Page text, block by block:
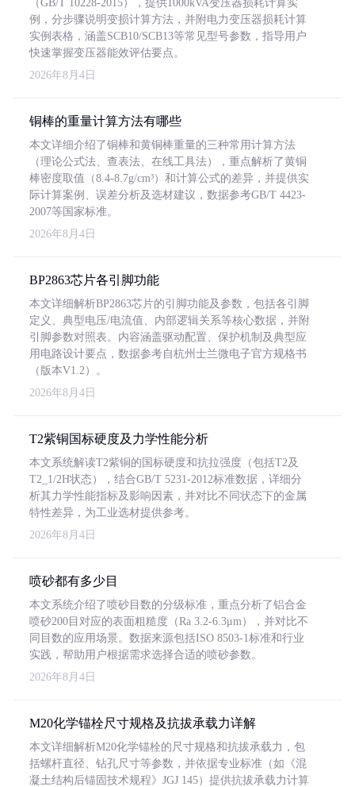
（GB/T 10228-2015），提供1000kVA变压器损耗计算实
例，分步骤说明变损计算方法，并附电力变压器损耗计算
实例表格，涵盖SCB10/SCB13等常见型号参数，指导用户
快速掌握变压器能效评估要点。
2026年8月4日
铜棒的重量计算方法有哪些
本文详细介绍了铜棒和黄铜棒重量的三种常用计算方法
（理论公式法、查表法、在线工具法），重点解析了黄铜
棒密度取值（8.4-8.7g/cm³）和计算公式的差异，并提供实
际计算案例、误差分析及选材建议，数据参考GB/T 4423-
2007等国家标准。
2026年8月4日
BP2863芯片各引脚功能
本文详细解析BP2863芯片的引脚功能及参数，包括各引脚
定义、典型电压/电流值、内部逻辑关系等核心数据，并附
引脚参数对照表。内容涵盖驱动配置、保护机制及典型应
用电路设计要点，数据参考自杭州士兰微电子官方规格书
（版本V1.2）。
2026年8月4日
T2紫铜国标硬度及力学性能分析
本文系统解读T2紫铜的国标硬度和抗拉强度（包括T2及
T2_1/2H状态），结合GB/T 5231-2012标准数据，详细分
析其力学性能指标及影响因素，并对比不同状态下的金属
特性差异，为工业选材提供参考。
2026年8月4日
喷砂都有多少目
本文系统介绍了喷砂目数的分级标准，重点分析了铝合金
喷砂200目对应的表面粗糙度（Ra 3.2-6.3μm），并对比不
同目数的应用场景。数据来源包括ISO 8503-1标准和行业
实践，帮助用户根据需求选择合适的喷砂参数。
2026年8月4日
M20化学锚栓尺寸规格及抗拔承载力详解
本文详细解析M20化学锚栓的尺寸规格和抗拔承载力，包
括螺杆直径、钻孔尺寸等参数，并依据专业标准（如《混
凝土结构后锚固技术规程》JGJ 145）提供抗拔承载力计算